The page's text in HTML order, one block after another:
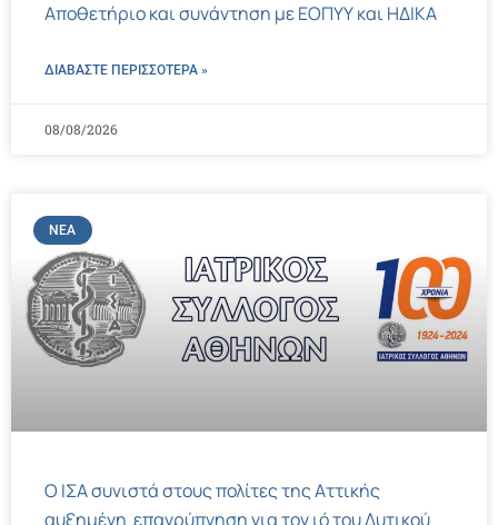
Αποθετήριο και συνάντηση με ΕΟΠΥΥ και ΗΔΙΚΑ
ΔΙΑΒΑΣΤΕ ΠΕΡΙΣΣΌΤΕΡΑ »
08/08/2026
ΝΈΑ
Ο ΙΣΑ συνιστά στους πολίτες της Αττικής
αυξημένη επαγρύπνηση για τον ιό του Δυτικού